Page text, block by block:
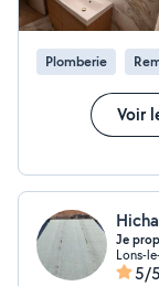
Plomberie
Voir
Je
Lons-
5/5